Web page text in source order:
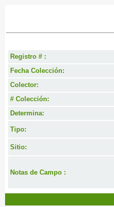
Registro # :
Fecha Colección:
Colector:
# Colección:
Determina:
Tipo:
Sitio:
Notas de Campo :